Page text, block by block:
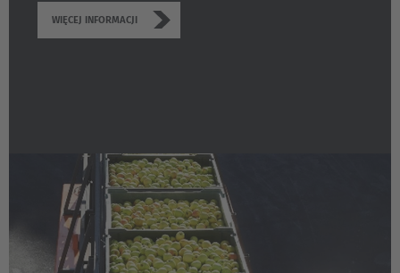
Cesko
France
Français
WIĘCEJ INFORMACJI